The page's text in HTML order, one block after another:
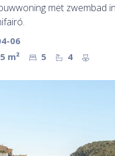
met zwembad
06
m² 5 4